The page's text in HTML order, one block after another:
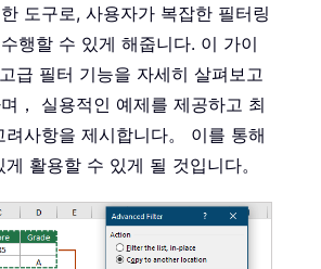
도구로, 사용자가 복잡한 필터링
행할 수 있게 해줍니다. 이 가이
급 필터 기능을 자세히 살펴보고
， 실용적인 예제를 제공하고 최
사항을 제시합니다。 이를 통해
활용할 수 있게 될 것입니다。